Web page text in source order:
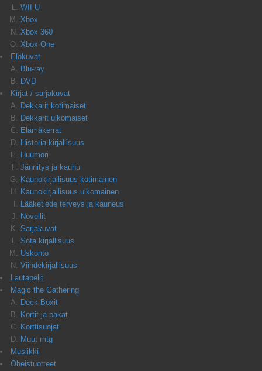
WII U
Xbox
Xbox 360
Xbox One
Elokuvat
Blu-ray
DVD
Kirjat / sarjakuvat
Dekkarit kotimaiset
Dekkarit ulkomaiset
Elämäkerrat
Historia kirjallisuus
Huumori
Jännitys ja kauhu
Kaunokirjallisuus kotimainen
Kaunokirjallisuus ulkomainen
Lääketiede terveys ja kauneus
Novellit
Sarjakuvat
Sota kirjallisuus
Uskonto
Viihdekirjallisuus
Lautapelit
Magic the Gathering
Deck Boxit
Kortit ja pakat
Korttisuojat
Muut mtg
Musiikki
Oheistuotteet